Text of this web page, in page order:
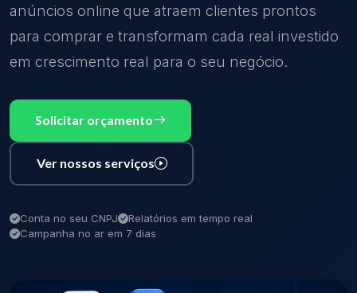
anúncios online que atraem clientes prontos
para comprar e transformam cada real investido
em crescimento real para o seu negócio.
Solicitar orçamento
Ver nossos serviços
Conta no seu CNPJ
Relatórios em tempo real
Campanha no ar em 7 dias